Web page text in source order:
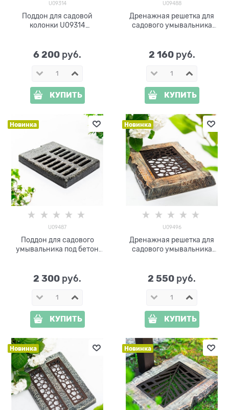
U09314
Поддон для садовой
колонки U09314
6 200 руб.
КУПИТЬ
U09488
Дренажная решетка для
садового умывальника
2 160 руб.
КУПИТЬ
Новинка
U09487
Поддон для садового
умывальника под бетон
2 300 руб.
КУПИТЬ
Новинка
U09496
Дренажная решетка для
садового умывальника
2 550 руб.
КУПИТЬ
Новинка Новинка